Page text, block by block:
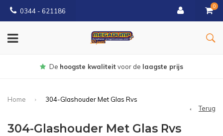
0344 - 621186
0
Gratisbezorgd vanaf € 150
Home
304-Glashouder Met Glas Rvs
Terug
304-Glashouder Met Glas Rvs